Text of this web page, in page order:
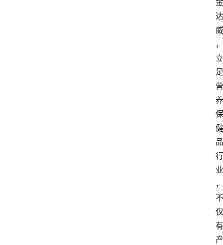
金
达
威
，
立
足
营
养
保
健
品
行
业
，
不
仅
有
产